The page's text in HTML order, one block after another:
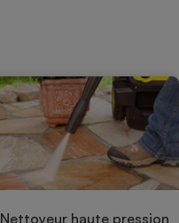
Nettoyeur haute pression